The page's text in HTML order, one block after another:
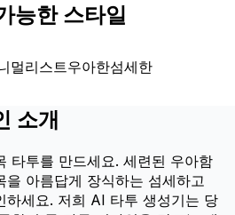
능한 스타일
멀리스트우아한섬세한
소개
타투를 만드세요. 세련된 우아함
아름답게 장식하는 섬세하고
하세요. 저희 AI 타투 생성기는 당